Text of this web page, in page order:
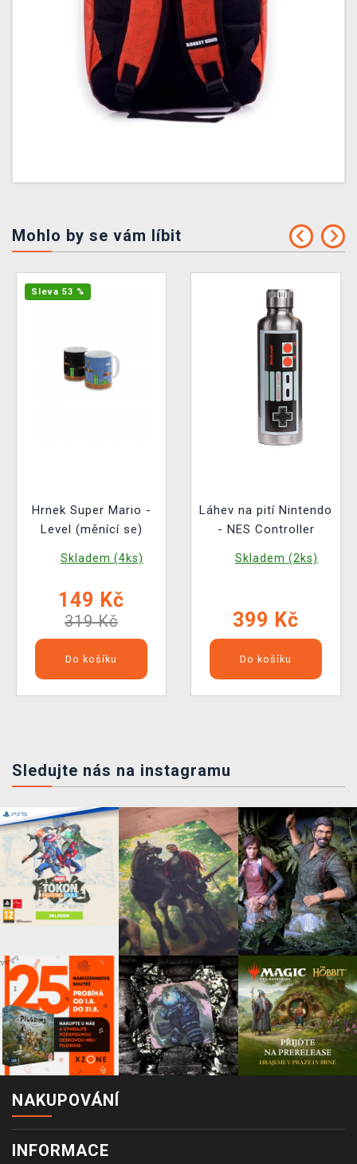
Mohlo by se vám líbit
Sleva 53 %
Hrnek Super Mario -
Level (měnící se)
Skladem (4ks)
149 Kč
319 Kč
Do košíku
Láhev na pití Nintendo
- NES Controller
Skladem (2ks)
399 Kč
Do košíku
Sledujte nás na instagramu
NAKUPOVÁNÍ
INFORMACE